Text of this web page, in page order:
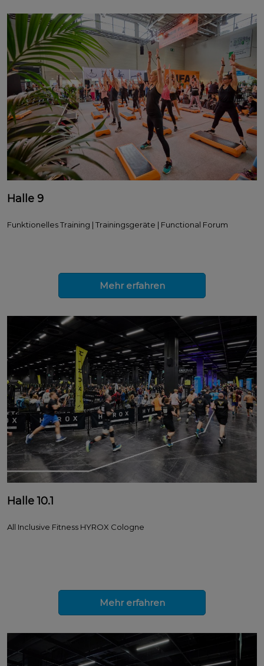
Halle 9
Funktionelles Training | Trainingsgeräte | Functional Forum
Mehr erfahren
Halle 10.1
All Inclusive Fitness HYROX Cologne
Mehr erfahren